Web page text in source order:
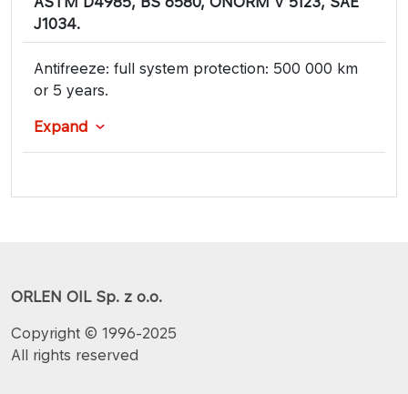
J1034.
Antifreeze: full system protection: 500 000 km
or 5 years.
Expand
ORLEN OIL Sp. z o.o.
Copyright © 1996-2025
All rights reserved